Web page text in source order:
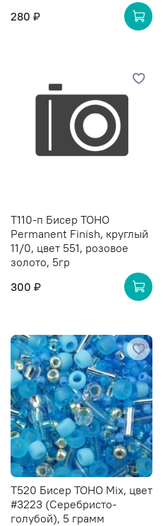
280 ₽
T110-п Бисер TOHO
Permanent Finish, круглый
11/0, цвет 551, розовое
золото, 5гр
300 ₽
T520 Бисер TOHO Mix, цвет
#3223 (Серебристо-
голубой), 5 грамм